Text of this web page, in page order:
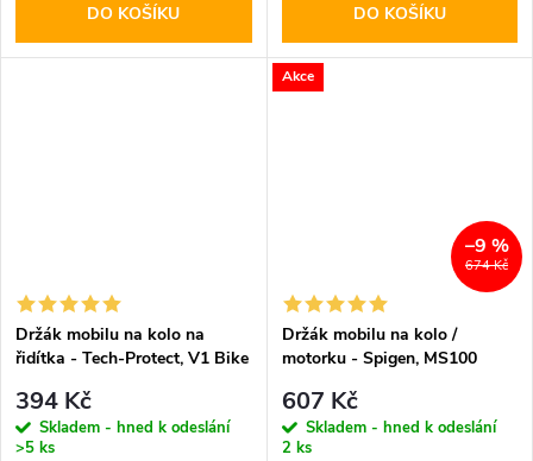
DO KOŠÍKU DO KOŠÍKU
Držák mobilu na kolo na
řidítka - Tech-Protect, V1 Bike
394 Kč
Skladem - hned k odeslání
>5 ks
Akce
674 Kč
–9 %
Držák mobilu na kolo /
motorku - Spigen, MS100
607 Kč
Skladem - hned k odeslání
2 ks